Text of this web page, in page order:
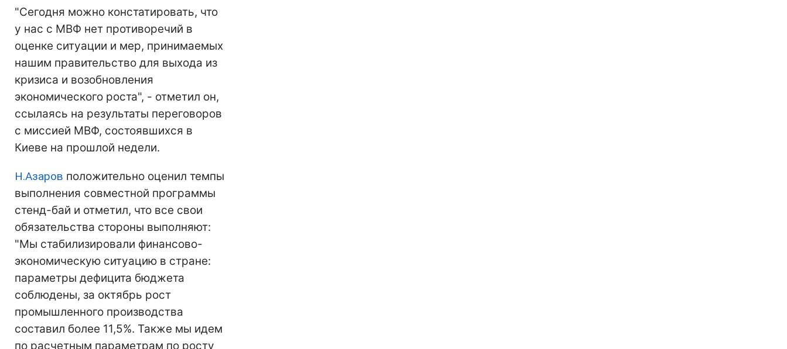
"Сегодня можно констатировать, что
у нас с МВФ нет противоречий в
оценке ситуации и мер, принимаемых
нашим правительство для выхода из
кризиса и возобновления
экономического роста", - отметил он,
ссылаясь на результаты переговоров
с миссией МВФ, состоявшихся в
Киеве на прошлой недели.
Н.Азаров положительно оценил темпы
выполнения совместной программы
стенд-бай и отметил, что все свои
обязательства стороны выполняют:
"Мы стабилизировали финансово-
экономическую ситуацию в стране:
параметры дефицита бюджета
соблюдены, за октябрь рост
промышленного производства
составил более 11,5%. Также мы идем
по расчетным параметрам по росту